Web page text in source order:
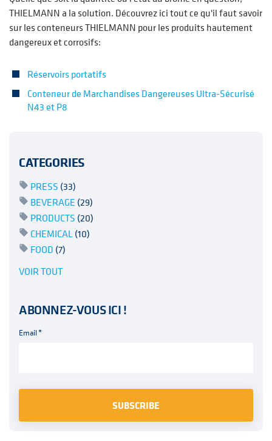
THIELMANN a la solution. Découvrez ici tout ce qu'il faut savoir
sur les conteneurs THIELMANN pour les produits hautement
dangereux et corrosifs:
Réservoirs portatifs
Conteneur de Marchandises Dangereuses Ultra-Sécurisé
N43 et P8
CATEGORIES
PRESS (33)
BEVERAGE (29)
PRODUCTS (20)
CHEMICAL(10)
FOOD (7)
VOIR TOUT
ABONNEZ-VOUS ICI !
Email*